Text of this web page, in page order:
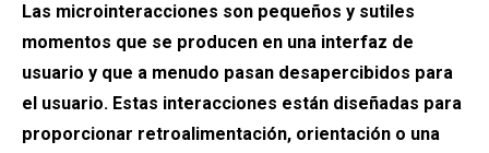
Las microinteracciones son pequeños y sutiles
momentos que se producen en una interfaz de
usuario y que a menudo pasan desapercibidos para
el usuario. Estas interacciones están diseñadas para
proporcionar retroalimentación, orientación o una